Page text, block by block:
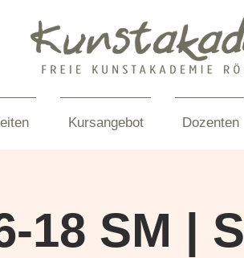
Kursangebot Dozenten
18 SM |